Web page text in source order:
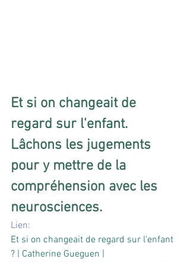
Et si on changeait de
regard sur l'enfant.
Lâchons les jugements
pour y mettre de la
compréhension avec les
neurosciences.
Lien:
Et si on changeait de regard sur l'enfant
? | Catherine Gueguen |